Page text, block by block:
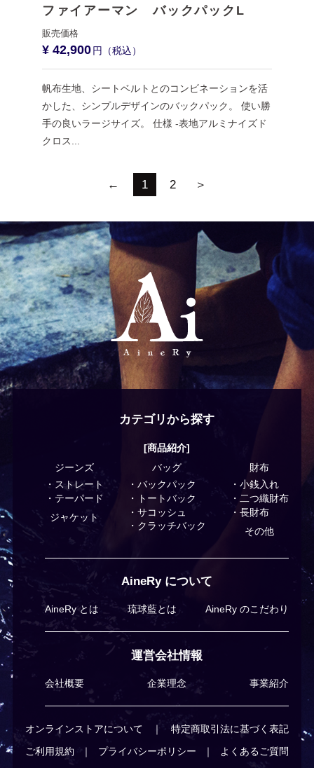
ファイアーマン バックパックL
¥ 42,900
帆布生地、シートベルトとのコンビネーションを活
かした、シンプルデザインのバックパック。 使い勝
手の良いラージサイズ。 仕様 -表地アルミナイズド
クロス...
← 1 2 ＞
カテゴリから探す
[商品紹介]
ジーンズ
ストレート
テーパード
ジャケット
バッグ
バックパック
トートバック
サコッシュ
クラッチバック
財布
小銭入れ
⼆つ織財布
⻑財布
その他
AineRy について
AineRy とは 琉球藍とは AineRy のこだわり
運営会社情報
会社概要 企業理念 事業紹介
オンラインストアについて ｜
特定商取引法に基づく表記
ご利⽤規約
｜ プライバシーポリシー ｜
よくあるご質問